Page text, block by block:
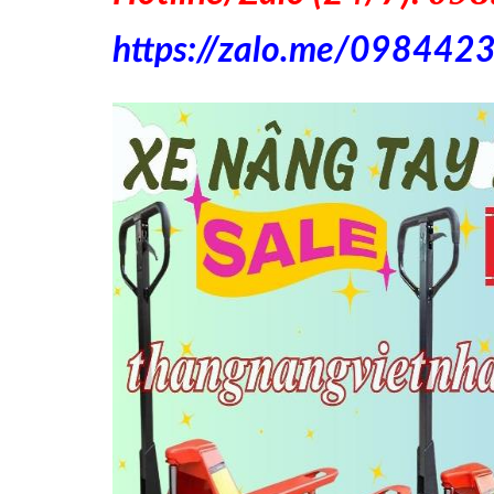
https://zalo.me/